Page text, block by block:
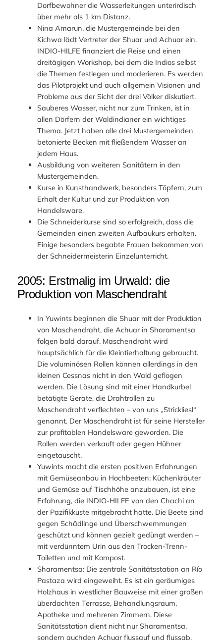
Dorfbewohner die Wasserleitungen unterirdisch
über mehr als 1 km Distanz.
Nina Amarun, die Mustergemeinde bei den
Kichwa lädt Vertreter der Shuar und Achuar ein.
INDIO-HILFE finanziert die Reise und einen
dreitägigen Workshop, bei dem die Indios selbst
die Themen festlegen und moderieren. Es werden
das Pilotprojekt und auch allgemein Visionen und
Probleme aus der Sicht der drei Völker diskutiert.
Sauberes Wasser, nicht nur zum Trinken, ist in
allen Dörfern der Waldindianer ein wichtiges
Thema. Jetzt haben alle drei Mustergemeinden
betonierte Becken mit fließendem Wasser an
jedem Haus.
Ausbildung von weiteren Sanitätern in den
Mustergemeinden.
Kurse in Kunsthandwerk, besonders Töpfern, zum
Erhalt der Kultur und zur Produktion von
Handelsware.
Die Schneiderkurse sind so erfolgreich, dass die
Gemeinden einen zweiten Aufbaukurs erhalten.
Einige besonders begabte Frauen bekommen von
der Schneidermeisterin Einzelunterricht.
2005: Erstmalig im Urwald: die
Produktion von Maschendraht
In Yuwints beginnen die Shuar mit der Produktion
von Maschendraht, die Achuar in Sharamentsa
folgen bald darauf. Maschendraht wird
hauptsächlich für die Kleintierhaltung gebraucht.
Die voluminösen Rollen können allerdings in den
kleinen Cessnas nicht in den Wald geflogen
werden. Die Lösung sind mit einer Handkurbel
betätigte Geräte, die Drahtrollen zu
Maschendraht verflechten – von uns „Strickliesl“
genannt. Der Maschendraht ist für seine Hersteller
zur profitablen Handelsware geworden. Die
Rollen werden verkauft oder gegen Hühner
eingetauscht.
Yuwints macht die ersten positiven Erfahrungen
mit Gemüseanbau in Hochbeeten: Küchenkräuter
und Gemüse auf Tischhöhe anzubauen, ist eine
Erfahrung, die INDIO-HILFE von den Chachi an
der Pazifikküste mitgebracht hatte. Die Beete sind
gegen Schädlinge und Überschwemmungen
geschützt und können gezielt gedüngt werden –
mit verdünntem Urin aus den Trocken-Trenn-
Toiletten und mit Kompost.
Sharamentsa: Die zentrale Sanitätsstation an Río
Pastaza wird eingeweiht. Es ist ein geräumiges
Holzhaus in westlicher Bauweise mit einer großen
überdachten Terrasse, Behandlungsraum,
Apotheke und mehreren Zimmern. Diese
Sanitätsstation dient nicht nur Sharamentsa,
sondern auchden Achuar flussauf und flussab.